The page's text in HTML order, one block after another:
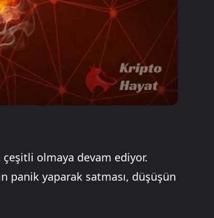
olmaya devam ediyor.
panik yaparak satması, düşüşün